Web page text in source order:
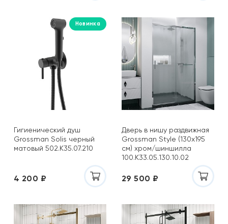
Новинка
Гигиенический душ
Grossman Solis черный
матовый 502.K35.07.210
4 200 ₽
Дверь в нишу раздвижная
Grossman Style (130х195
см) хром/шиншилла
100.K33.05.130.10.02
29 500 ₽